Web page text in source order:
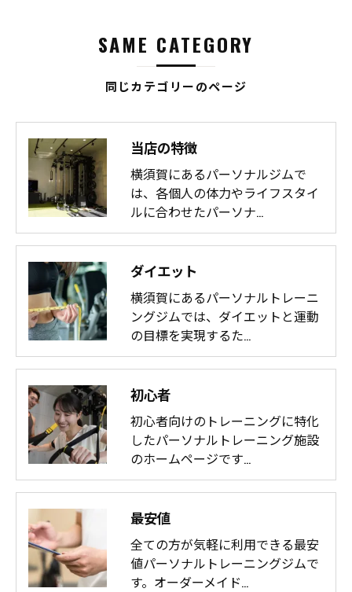
同じカテゴリーのページ
SAME CATEGORY
当店の特徴
横須賀にあるパーソナルジムで
は、各個人の体力やライフスタイ
ルに合わせたパーソナ…
ダイエット
横須賀にあるパーソナルトレーニ
ングジムでは、ダイエットと運動
の目標を実現するた…
初心者
初心者向けのトレーニングに特化
したパーソナルトレーニング施設
のホームページです…
最安値
全ての方が気軽に利用できる最安
値パーソナルトレーニングジムで
す。オーダーメイド…